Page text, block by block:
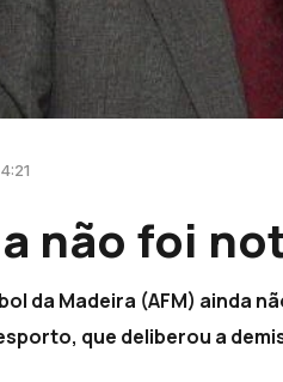
não foi
da Madeira (AFM) ainda
que deliberou a